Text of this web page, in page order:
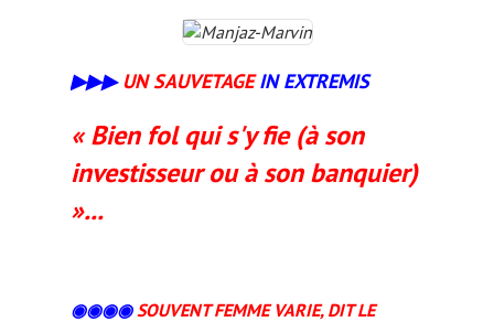
▶▶▶ UN SAUVETAGEIN EXTREMIS
« Bien fol qui s'y fie (à son
investisseur ou à son banquier)
»...
◉◉◉◉SOUVENT FEMME VARIE, DIT LE